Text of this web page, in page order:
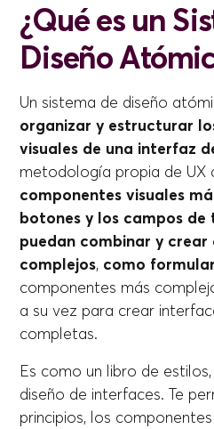
¿Qué es un
Diseño
Un sistema de diseño
organizar y estructurar
visuales de una interfaz
metodología propia de UX
componentes visuales
botones y los campos de
puedan combinar y crear
complejos, como
componentes más
a su vez para crear
completas.
Es como un libro de
diseño de interfaces. Te
principios, los